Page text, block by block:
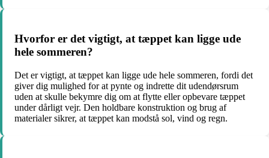
Hvorfor er det vigtigt, at tæppet kan ligge ude
hele sommeren?
Det er vigtigt, at tæppet kan ligge ude hele sommeren, fordi det
giver dig mulighed for at pynte og indrette dit udendørsrum
uden at skulle bekymre dig om at flytte eller opbevare tæppet
under dårligt vejr. Den holdbare konstruktion og brug af
materialer sikrer, at tæppet kan modstå sol, vind og regn.